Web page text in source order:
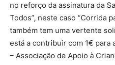
no reforço da assinatura da
Todos”, neste caso “Corrida
também tem uma vertente
está a contribuir com 1€ para
– Associação de Apoio à